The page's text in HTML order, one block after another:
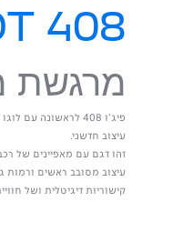
408
מרגשת
פיג'ו 408 לראשונה
עיצוב חדשני.
עיצוב מסובב ראשים ורמות
קישוריות דיגיטלית ושל